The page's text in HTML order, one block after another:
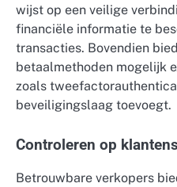
wijst op een veilige
financiële informatie te
transacties. Bovendien
betaalmethoden mogelijk
zoals
beveiligingslaag toevoegt.
Controleren op
Betrouwbare verkopers